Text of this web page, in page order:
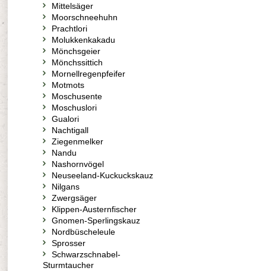
Mittelsäger
Moorschneehuhn
Prachtlori
Molukkenkakadu
Mönchsgeier
Mönchssittich
Mornellregenpfeifer
Motmots
Moschusente
Moschuslori
Gualori
Nachtigall
Ziegenmelker
Nandu
Nashornvögel
Neuseeland-Kuckuckskauz
Nilgans
Zwergsäger
Klippen-Austernfischer
Gnomen-Sperlingskauz
Nordbüscheleule
Sprosser
Schwarzschnabel-
Sturmtaucher